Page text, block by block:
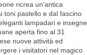
ricrea un'antica
toni pastello e dal fascino
lampadari e insegne
aperta fino al 31
nuove attività ed
i visitatori nel magico